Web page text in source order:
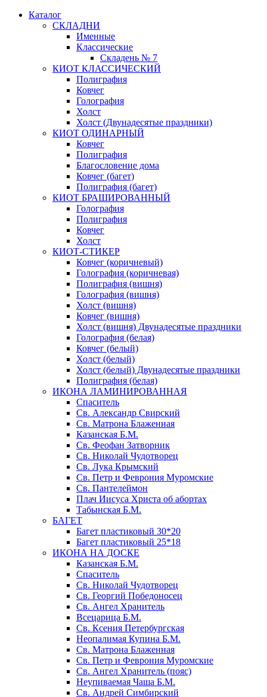
Каталог
СКЛАДНИ
Именные
Классические
Складень № 7
КИОТ КЛАССИЧЕСКИЙ
Полиграфия
Ковчег
Голография
Холст
Холст (Двунадесятые праздники)
КИОТ ОДИНАРНЫЙ
Ковчег
Полиграфия
Благословение дома
Ковчег (багет)
Полиграфия (багет)
КИОТ БРАШИРОВАННЫЙ
Голография
Полиграфия
Ковчег
Холст
КИОТ-СТИКЕР
Ковчег (коричневый)
Голография (коричневая)
Полиграфия (вишня)
Голография (вишня)
Холст (вишня)
Ковчег (вишня)
Холст (вишня) Двунадесятые праздники
Голография (белая)
Ковчег (белый)
Холст (белый)
Холст (белый) Двунадесятые праздники
Полиграфия (белая)
ИКОНА ЛАМИНИРОВАННАЯ
Спаситель
Св. Александр Свирский
Св. Матрона Блаженная
Казанская Б.М.
Св. Феофан Затворник
Св. Николай Чудотворец
Св. Лука Крымский
Св. Петр и Феврония Муромские
Св. Пантелеймон
Плач Иисуса Христа об абортах
Табынская Б.М.
БАГЕТ
Багет пластиковый 30*20
Багет пластиковый 25*18
ИКОНА НА ДОСКЕ
Казанская Б.М.
Спаситель
Св. Николай Чудотворец
Св. Георгий Победоносец
Св. Ангел Хранитель
Всецарица Б.М.
Св. Ксения Петербургская
Неопалимая Купина Б.М.
Св. Матрона Блаженная
Св. Петр и Феврония Муромские
Св. Ангел Хранитель (пояс)
Неупиваемая Чаша Б.М.
Св. Андрей Симбирский